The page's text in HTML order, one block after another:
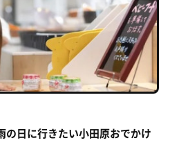
の日に行きたい小田原おでかけ